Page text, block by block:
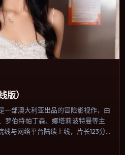
版）
一部澳大利亚出品的冒险影视作，由
罗伯特·帕丁森、娜塔莉·波特曼等主
线与网络平台陆续上线，片长123分